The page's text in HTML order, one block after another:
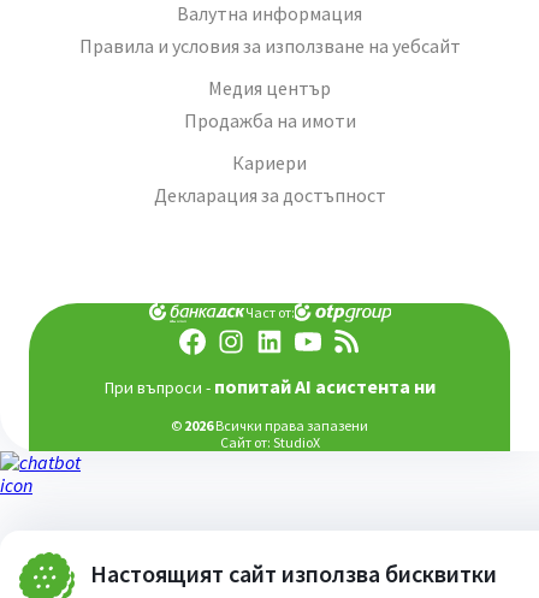
Настоящият сайт използва бисквитки
Валутна информация
Правила и условия за използване на уебсайт
Медия център
Продажба на имоти
Кариери
Декларация за достъпност
Част от:
При въпроси - попитай AI асистента ни
© 2026Всички права запазени
Сайт от: StudioX